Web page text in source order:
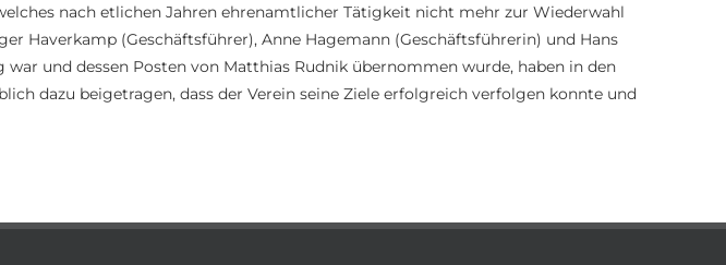
nach etlichen Jahren ehrenamtlicher Tätigkeit nicht mehr zur Wiederwahl
Haverkamp (Geschäftsführer), Anne Hagemann (Geschäftsführerin) und Hans
und dessen Posten von Matthias Rudnik übernommen wurde, haben in den
dazu beigetragen, dass der Verein seine Ziele erfolgreich verfolgen konnte und